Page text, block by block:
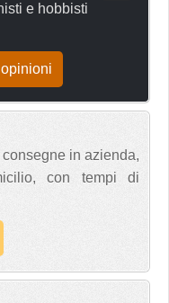
e hobbisti
in azienda,
con tempi di